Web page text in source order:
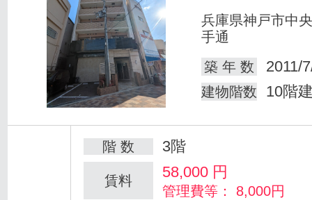
兵庫県神戸市中
手通
築 年 数
2011/
建物階数 10階
階 数 3階
賃料 58,000 円
管理費等： 8,000円